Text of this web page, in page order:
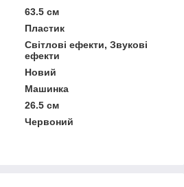
63.5 см
Пластик
Світлові ефекти, Звукові
ефекти
Новий
Машинка
26.5 см
Червоний